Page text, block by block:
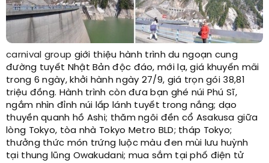
carnival group giới thiệu hành trình du ngoạn cung
đường tuyết Nhật Bản độc đáo, mới lạ, giá khuyến mãi
trong 6 ngày, khởi hành ngày 27/9, giá trọn gói 38,81
triệu đồng. Hành trình còn đưa bạn ghé núi Phú Sĩ,
ngắm nhìn đỉnh núi lấp lánh tuyết trong nắng; dạo
thuyền quanh hồ Ashi; thăm ngôi đền cổ Asakusa giữa
lòng Tokyo, tòa nhà Tokyo Metro BLD; tháp Tokyo;
thưởng thức món trứng luộc màu đen mùi lưu huỳnh
tại thung lũng Owakudani; mua sắm tại phố điện tử